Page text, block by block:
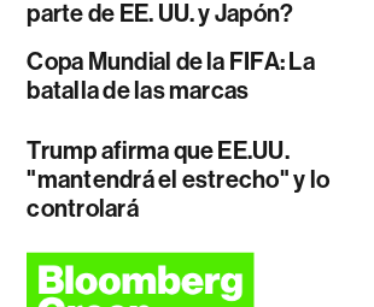
parte de EE. UU. y Japón?
Copa Mundial de la FIFA: La
batalla de las marcas
Trump afirma que EE.UU.
"mantendrá el estrecho" y lo
controlará